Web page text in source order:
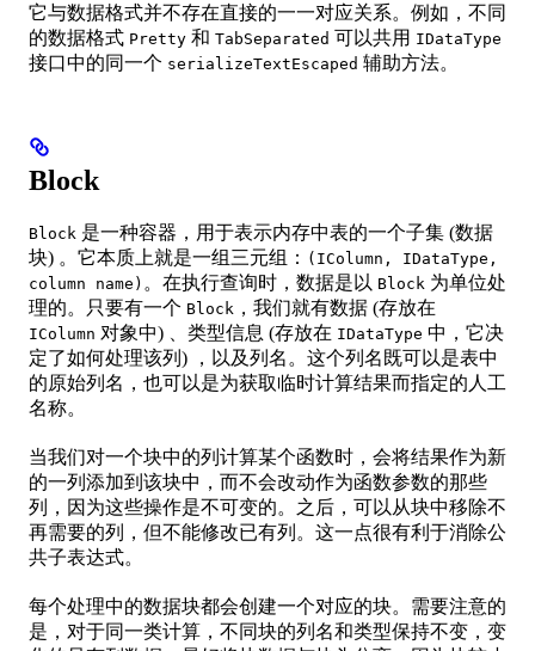
它与数据格式并不存在直接的一一对应关系。例如，不同
的数据格式 Pretty 和 TabSeparated 可以共用 IDataType
接口中的同一个 serializeTextEscaped 辅助方法。
Block
Block 是一种容器，用于表示内存中表的一个子集 (数据
块) 。它本质上就是一组三元组： (IColumn, IDataType,
column name) 。在执行查询时，数据是以 Block 为单位处
理的。只要有一个 Block ，我们就有数据 (存放在
IColumn 对象中) 、类型信息 (存放在 IDataType 中，它决
定了如何处理该列) ，以及列名。这个列名既可以是表中
的原始列名，也可以是为获取临时计算结果而指定的人工
名称。
当我们对一个块中的列计算某个函数时，会将结果作为新
的一列添加到该块中，而不会改动作为函数参数的那些
列，因为这些操作是不可变的。之后，可以从块中移除不
再需要的列，但不能修改已有列。这一点很有利于消除公
共子表达式。
每个处理中的数据块都会创建一个对应的块。需要注意的
是，对于同一类计算，不同块的列名和类型保持不变，变